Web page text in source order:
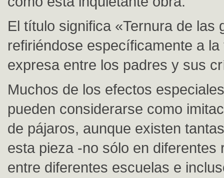
El título significa «Ternura de las
refiriéndose específicamente a
expresa entre los padres y sus
Muchos de los efectos
pueden considerarse como
de pájaros, aunque existen
esta pieza -no sólo en diferentes
entre diferentes escuelas e